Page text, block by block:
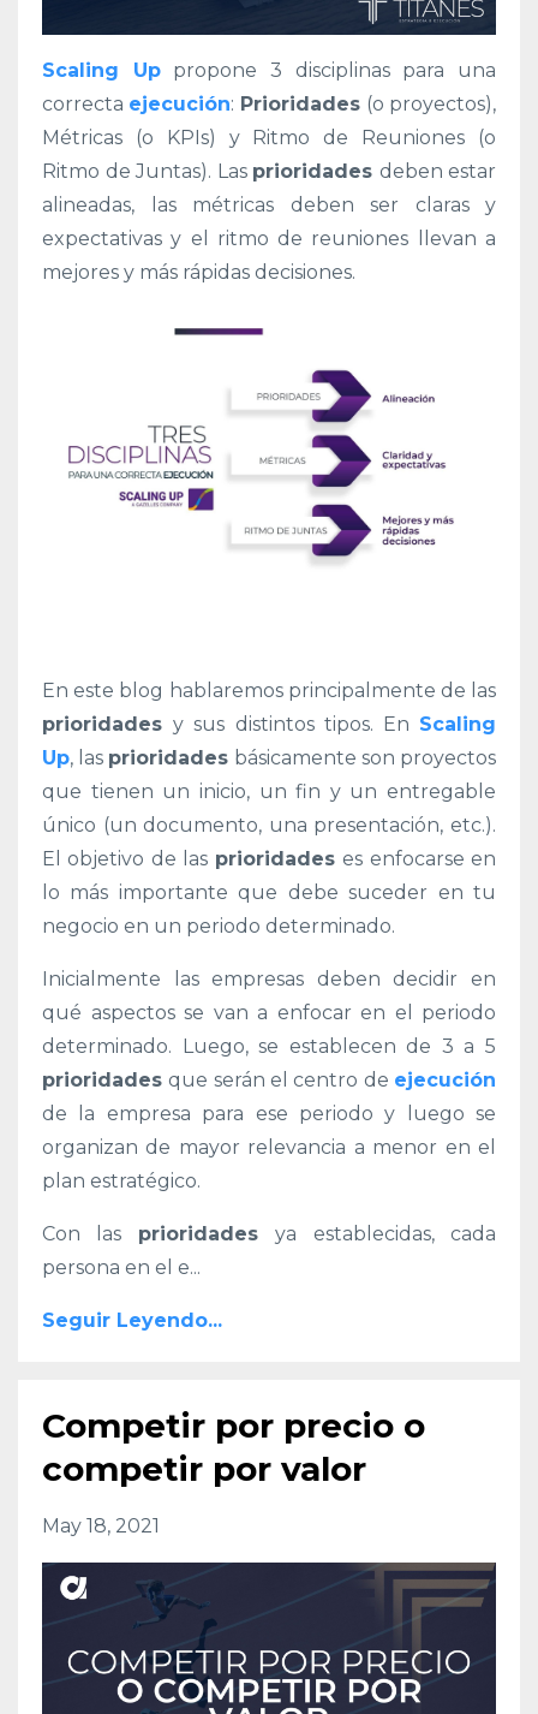
Scaling Uppropone 3 disciplinas para una
correcta ejecución: Prioridades (o proyectos),
Métricas (o KPIs) y Ritmo de Reuniones (o
Ritmo de Juntas). Las prioridades deben estar
alineadas, las métricas deben ser claras y
expectativas y el ritmo de reuniones llevan a
mejores y más rápidas decisiones.
En este blog hablaremos principalmente de las
prioridadesy sus distintos tipos. En Scaling
Up, las prioridades básicamente son proyectos
que tienen un inicio, un fin y un entregable
único (un documento, una presentación, etc.).
El objetivo de las prioridadeses enfocarse en
lo más importante que debe suceder en tu
negocio en un periodo determinado.
Inicialmente las empresas deben decidir en
qué aspectos se van a enfocar en el periodo
determinado. Luego, se establecen de 3 a 5
prioridadesque serán el centro de ejecución
de la empresa para ese periodo y luego se
organizan de mayor relevancia a menor en el
plan estratégico.
Con las prioridadesya establecidas, cada
persona en el e...
Seguir Leyendo...
Competir por precio o
competir por valor
May 18, 2021